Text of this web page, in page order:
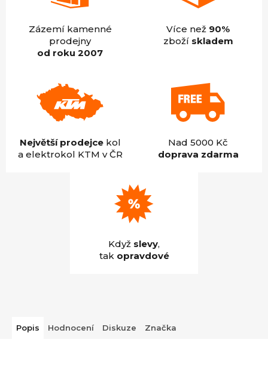
Zázemí kamenné
prodejny
od roku 2007
Více než 90%
zboží skladem
Největší prodejcekol
a elektrokol KTM v ČR
Nad 5000 Kč
doprava zdarma
Když slevy,
tak opravdové
Popis Hodnocení Diskuze Značka